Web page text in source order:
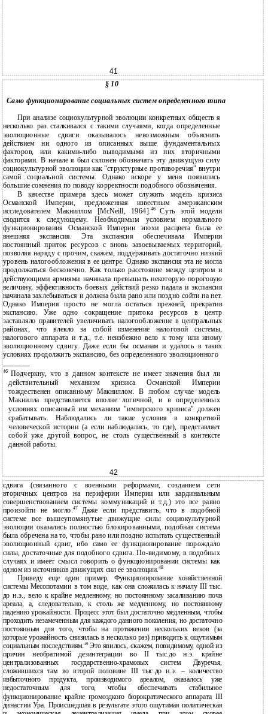
41
§ 10
Само функционирование социальных систем определенного типа
При анализе социокультурной эволюции конкретных обществ я
несколько раз сталкивался с такими случаями, когда определенные
эволюционные сдвиги оказывалось невозможным объяснить
действием ни одного из описанных выше фундаментальных
факторов, или какими-либо выводимыми из них вторичными
факторами. В начале я был склонен обозначать эту движущую силу
социокультурной эволюции как "структурные противоречия" внутри
самой социальной системы. Однако вскоре у меня появились
большие сомнения по поводу корректности подобного обозначения.
В качестве примера здесь может служить модель кризиса
Османской Империи, предложенная известным американским
исследователем Макниллом [McNeill, 1964]. 46Суть этой модели
сводится к следующему. Необходимым условием нормального
функционирования Османской Империи эпохи расцвета была ее
внешняя экспансия. Эта экспансия обеспечивала Империи
постоянный приток ресурсов с вновь завоевываемых территорий,
позволяя наряду с прочим, скажем, поддерживать достаточно низкий
уровень налогообложения в ее центре. Однако экспансия эта не могла
продолжаться бесконечно. Как только расстояние между центром и
действующими армиями начинала превышать некоторую пороговую
величину, эффективность боевых действий резко падала и экспансия
начинала захлебываться и должна была рано или поздно сойти на нет.
Однако Империя просто не могла остаться прежней, прекратив
экспансию. Уже одно сокращение притока ресурсов в центр
заставляло правителей увеличивать налогообложение в центральных
районах, что влекло за собой изменение налоговой системы,
налогового аппарата и т.д., т.е. неизбежно вело к тому или иному
эволюционному сдвигу. Даже если бы османам и удалось в таких
условиях продолжить экспансию, без определенного эволюционного
———————
46Подчеркну, что в данном контексте не имеет значения был ли
действительный механизм кризиса Османской Империи
тождественен описанному Макниллом. В любом случае модель
Макнилла представляется вполне логичной, и в определенных
условиях описанный им механизм "имперского кризиса" должен
срабатывать. Наблюдались ли такие условия в конкретной
человеческой истории (а если наблюдались, то где), представляет
собой уже другой вопрос, не столь существенный в контексте
данной работы.
42
сдвига (связанного с военными реформами, созданием сети
вторичных центров на периферии Империи или кардинальным
совершенствованием системы коммуникаций и т.д.) это все равно
произойти не могло.47 Даже если представить, что в подобной
системе все вышеупомянутые движущие силы социокультурной
эволюции оказались полностью блокированными, подобная система
была обречена на то, чтобы рано или поздно испытать существенный
эволюционный сдвиг, ибо само ее функционирование порождало
силы, достаточные для подобного сдвига. По-видимому, в подобных
случаях и имеет смысл говорить о функционировании системы как
одном из источников движущих сил ее эволюции.48
Приведу еще один пример. Функционирование хозяйственной
системы Месопотамии в том виде, как она сложилась к началу III тыс.
до н.э., вело к крайне медленному, но постоянному засаливанию почв
ареала, а, следовательно, к столь же медленному, но постоянному
падению урожайности. Процесс этот был достаточно медленным, чтобы
проходить незамеченным для каждого данного поколения, но достаточно
постоянным для того, чтобы на протяжении нескольких веков (за
которые урожайность снизилась в несколько раз) приводить к ощутимым
социальным последствиям. 49Это явилось, скажем, повидимому, одной из
причин необратимой дезинтеграции во II тыс.до н.э. крайне
централизованных государственно-храмовых систем Двуречья,
сложившихся там во второй половине III тыс.до н.э. – количество
избыточного продукта, производимого ареалом, оказалось уже
недостаточным для того, чтобы обеспечивать стабильное
функционирование крайне громоздкого бюрократического аппарата III
династии Ура. Происшедшая в результате этого ощутимая политическая